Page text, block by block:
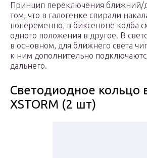
Принцип переключения ближний/
том, что в галогенке спирали
попеременно, в биксеноне колба
одного положения в другое. В
в основном, для ближнего света
к ним дополнительно
дальнего.
Светодиодное кольцо
XSTORM (2 шт)